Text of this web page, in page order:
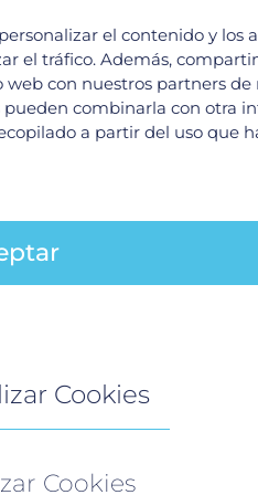
el niño “crece”.
por
es muy común que
el contenido y los
el tráfico. Además,
con nuestros partners de
pueden combinarla con otra
a partir del uso que
la privacidad
mismo podría obtener o
acerca de usted, sus
Cookies
Cookies